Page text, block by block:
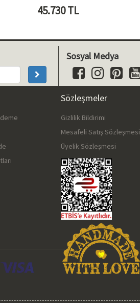
45.730TL
Sosyal Medya
Sözleşmeler
Gizlilik Bildirimi
Mesafeli Satış Sözleşmesi
Üyelik Sözleşmesi